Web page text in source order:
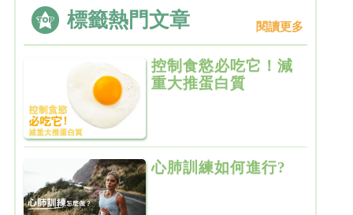
標籤熱門文章 閱讀更多
控制食慾必吃它！減
重大推蛋白質
心肺訓練如何進行?